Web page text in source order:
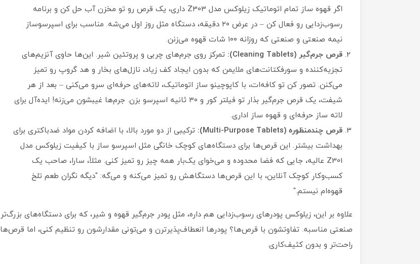
اگر قهوه ساز تمام اتوماتیک زیلوکس مدل Z303 داری، یک قرص رو تو مخزن آب حل کن و برنامه
رسوب‌زدایی رو فعال کن – در عرض ۲۰ دقیقه، دستگاه مثل روز اول می‌شه. مناسب برای اسپرسوساز
نیمه صنعتی و صنعتی که روزانه ۱۰۰ شات قهوه می‌زنن.
قرص جرم‌گیر (Cleaning Tablets):
تمرکز روی جرم‌های چربی و پروتئین شیر. این‌ها حاوی آنزیم‌های
تجزیه‌کننده و سورفکتانت‌های ملایمن که بدون ایجاد کف زیاد، نازل‌های بخار و هد گروپ رو تمیز
می‌کنن. تصور کن تو کافه‌ات، با کاپوچینو ساز اتوماتیک، لاته‌های حرفه‌ای سرو می‌کنی – بعد از هر
شیفت، یک قرص جرم‌گیر بذار تو فیلتر کور و ۳۰ ثانیه اسپرسو بزن. جرم‌ها غیبشون می‌زنه! ایده‌آل برای
لاته ساز حرفه‌ای و قهوه ساز اداری.
قرص چندمنظوره (Multi-Purpose Tablets):
ترکیبی از دو مورد بالا، با اضافه کردن مواد ضدباکتری برای
بهداشت بیشتر. این قرص‌ها برای دستگاه‌های کوچک خانگی مثل اسپرسو ساز با کیفیت زیلوکس مدل
Z301 عالیه، جایی که فضا محدوده و می‌خوای یک‌بار همه چیز رو تمیز کنی. مثلاً، سارا، صاحب یک
کسب‌وکار کوچک آنلاین، با این قرص‌ها دستگاهش رو تمیز می‌کنه و می‌گه: "دیگه نگران طعم تلخ
قهوه‌ام نیستم."
علاوه بر این، زیلوکس پودرهای رسوب‌زدایی هم داره، مثل پودر جرم‌گیر قهوه و شیر، که برای دستگاه‌های بزرگ‌تر
صنعتی مناسبه. تفاوتشون با قرص‌ها؟ پودرها انعطاف‌پذیرترن و می‌تونی مقدارشون رو تنظیم کنی، اما قرص‌ها
راحت‌تر و بدون کثیف‌کاری.